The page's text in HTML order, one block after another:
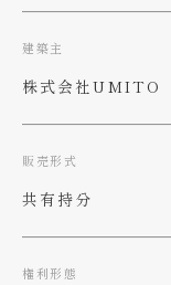
建築主
株式会社UMITO
販売形式
共有持分
権利形態